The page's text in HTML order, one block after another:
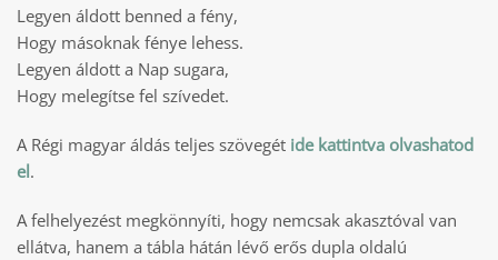
Legyen áldott benned a fény,
Hogy másoknak fénye lehess.
Legyen áldott a Nap sugara,
Hogy melegítse fel szívedet.
A Régi magyar áldás teljes szövegét ide kattintva olvashatod
el.
A felhelyezést megkönnyíti, hogy nemcsak akasztóval van
ellátva, hanem a tábla hátán lévő erős dupla oldalú